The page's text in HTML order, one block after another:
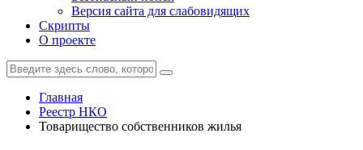
Версия сайта для слабовидящих
Скрипты
О проекте
Главная
Реестр НКО
Товарищество собственников жилья